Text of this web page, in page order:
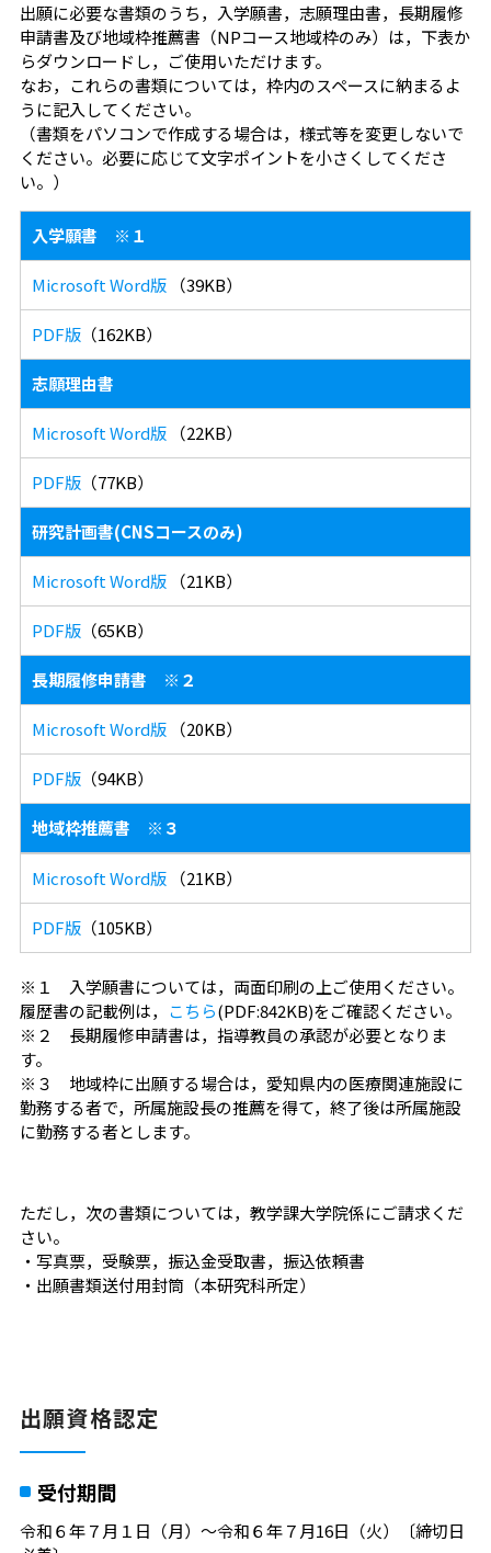
出願に必要な書類のうち，入学願書，志願理由書，長期履修
申請書及び地域枠推薦書（NPコース地域枠のみ）は，下表か
らダウンロードし，ご使用いただけます。
なお，これらの書類については，枠内のスペースに納まるよ
うに記入してください。
（書類をパソコンで作成する場合は，様式等を変更しないで
ください。必要に応じて文字ポイントを小さくしてくださ
い。）
入学願書 ※１
Microsoft Word版 （39KB）
PDF版 （162KB）
志願理由書
Microsoft Word版 （22KB）
PDF版 （77KB）
研究計画書(CNSコースのみ)
Microsoft Word版 （21KB）
PDF版 （65KB）
長期履修申請書 ※２
Microsoft Word版 （20KB）
PDF版 （94KB）
地域枠推薦書 ※３
Microsoft Word版 （21KB）
PDF版 （105KB）
※１ 入学願書については，両面印刷の上ご使用ください。
履歴書の記載例は， こちら(PDF:842KB)をご確認ください。
※２ 長期履修申請書は，指導教員の承認が必要となりま
す。
※３ 地域枠に出願する場合は，愛知県内の医療関連施設に
勤務する者で，所属施設長の推薦を得て，終了後は所属施設
に勤務する者とします。
ただし，次の書類については，教学課大学院係にご請求くだ
さい。
・写真票，受験票，振込金受取書，振込依頼書
・出願書類送付用封筒（本研究科所定）
出願資格認定
受付期間
令和６年７月１日（月）～令和６年７月16日（火）〔締切日